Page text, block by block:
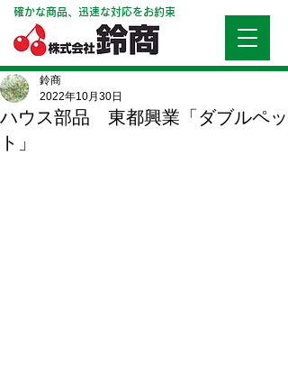
確かな商品、迅速な対応をお約束
ハウス部品 東都興業「ダブルペッ
ト」
鈴商
2022年10月30日